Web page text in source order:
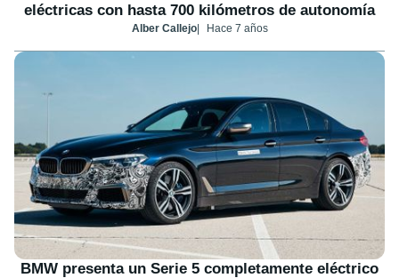
eléctricas con hasta 700 kilómetros de autonomía
Alber Callejo Hace 7 años
BMW presenta un Serie 5 completamente eléctrico